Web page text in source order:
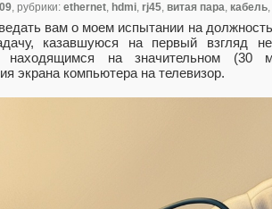
, рубрики: ethernet, hdmi, rj45, витая пара, кабель,
вам о моем испытании на
казавшуюся на первый взгляд
находящимся на значительном
экрана компьютера на телевизор.